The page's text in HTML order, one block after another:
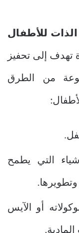
للأطفال
تهدف إلى تحفيز
من الطرق
:
التي يطمح
وتطويرها.
أو الآيس